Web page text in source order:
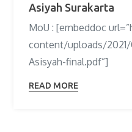
Asiyah Surakarta
MoU : [embeddoc
content/uploads/
Asisyah-final.pdf”]
READ MORE